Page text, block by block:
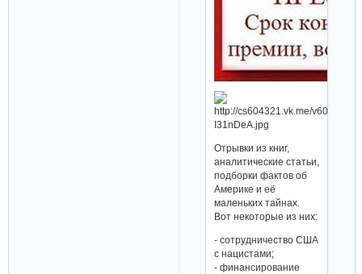
Отрывки из книг,
аналитические статьи,
подборки фактов об
Америке и её
маленьких тайнах.
Вот некоторые из них:
- сотрудничество США
с нацистами;
- финансирование